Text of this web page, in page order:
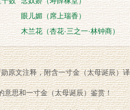
眼儿媚（席上瑞香）
木兰花（杏花·三之一·林钟商）
原文注释，附含一寸金（太母诞辰）译
意思和一寸金（太母诞辰）鉴赏！